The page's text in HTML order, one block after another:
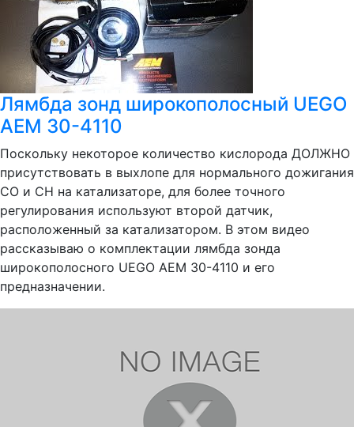
Лямбда зонд широкополосный UEGO
AEM 30-4110
Поскольку некоторое количество кислорода ДОЛЖНО
присутствовать в выхлопе для нормального дожигания
СО и СН на катализаторе, для более точного
регулирования используют второй датчик,
расположенный за катализатором. В этом видео
рассказываю о комплектации лямбда зонда
широкополосного UEGO AEM 30-4110 и его
предназначении.